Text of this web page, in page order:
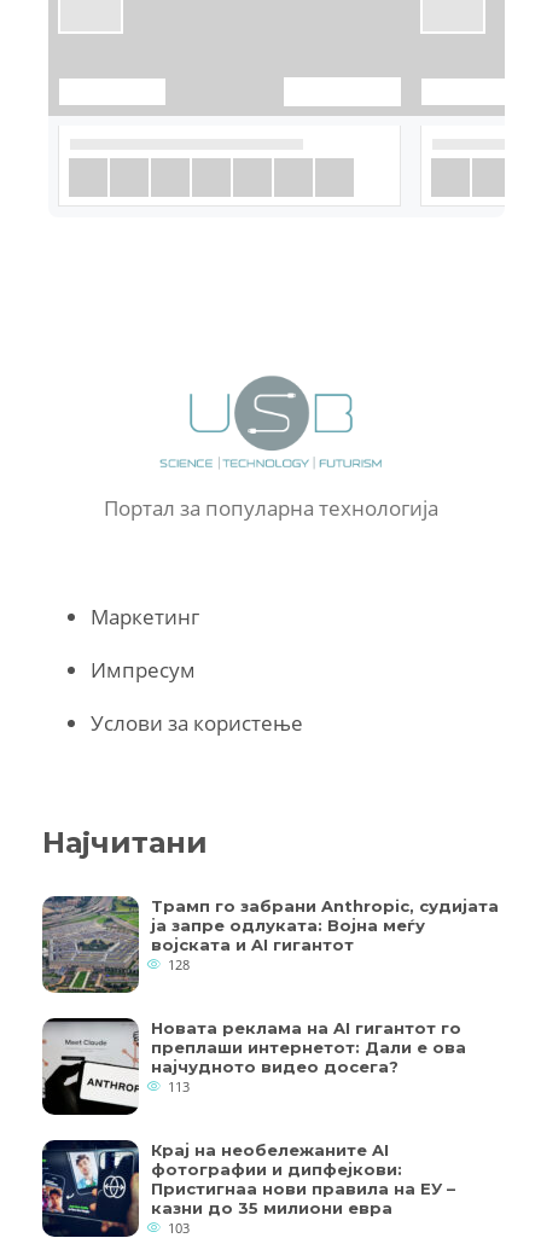
Портал за популарна технологија
Маркетинг
Импресум
Услови за користење
Најчитани
Трамп го забрани Anthropic, судијата
ја запре одлуката: Војна меѓу
војската и AI гигантот
128
Новата реклама на AI гигантот го
преплаши интернетот: Дали е ова
најчудното видео досега?
113
Крај на необележаните AI
фотографии и дипфејкови:
Пристигнаа нови правила на ЕУ –
казни до 35 милиони евра
103